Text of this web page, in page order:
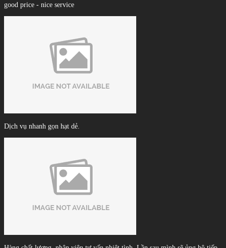
good price - nice service
Dịch vụ nhanh gọn hạt dẻ.